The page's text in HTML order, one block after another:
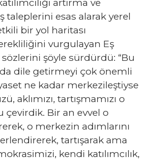
taleplerini esas alarak yerel
bir yol haritası
vurgulayan Eş
şöyle sürdürdü: “Bu
dile getirmeyi çok önemli
ne kadar merkezileştiyse
aklımızı, tartışmamızı o
çevirdik. Bir an evvel o
o merkezin adımlarını
tartışarak ama
kendi katılımcılık,